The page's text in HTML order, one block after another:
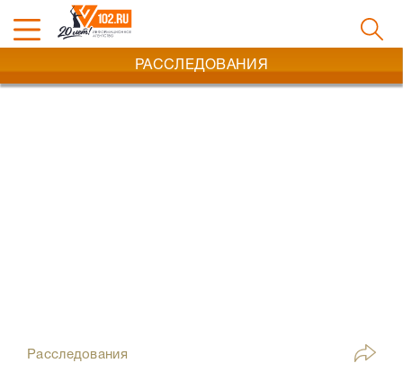
РАССЛЕДОВАНИЯ
Расследования